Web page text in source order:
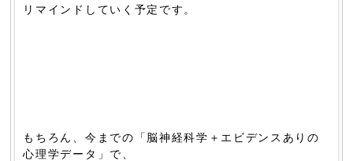
リマインドしていく予定です。
もちろん、今までの「脳神経科学＋エビデンスありの
心理学データ」で、